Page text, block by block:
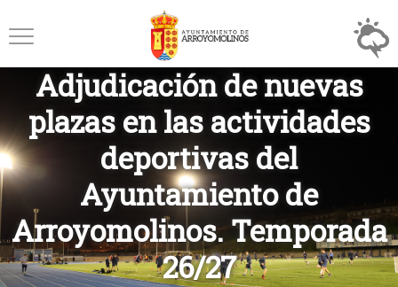
Adjudicación de nuevas
plazas en las actividades
deportivas del
Ayuntamiento de
Arroyomolinos. Temporada
26/27